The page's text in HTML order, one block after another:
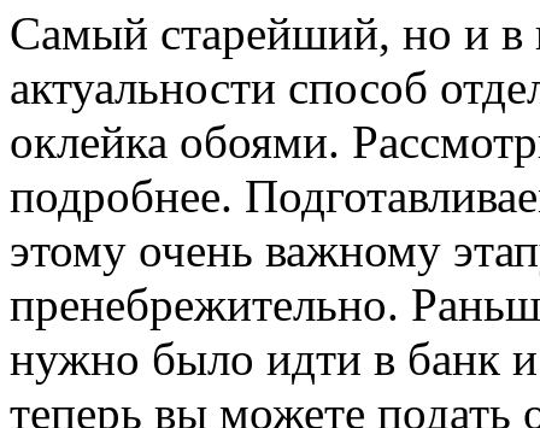
Самый старейший, но и
актуальности способ
оклейка обоями.
подробнее.
этому очень важному
пренебрежительно.
нужно было идти в банк
теперь вы можете подать